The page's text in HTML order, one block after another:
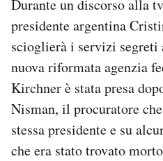
AREA PERSONALE
Area Personale
Newsletter
Notifiche mobile
Regala il Post
Hai bisogno di aiuto?
Esci
Durante un discorso alla
presidente argentina
scioglierà i servizi segreti
nuova riformata agenzia
Kirchner è stata presa
Nisman, il procuratore
stessa presidente e su
che era stato trovato